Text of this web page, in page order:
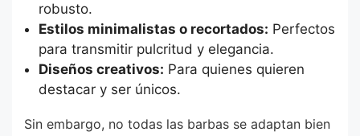
robusto.
Estilos minimalistas o recortados: Perfectos
para transmitir pulcritud y elegancia.
Diseños creativos: Para quienes quieren
destacar y ser únicos.
Sin embargo, no todas las barbas se adaptan bien